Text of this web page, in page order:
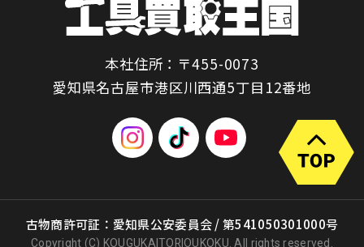
本社住所：〒455-0073
愛知県名古屋市港区川西通5丁目12番地
古物商許可証：愛知県公安委員会 / 第541050301000号
Copyright (C) KOUGUKAITORIOUKOKU. All rights reserved.